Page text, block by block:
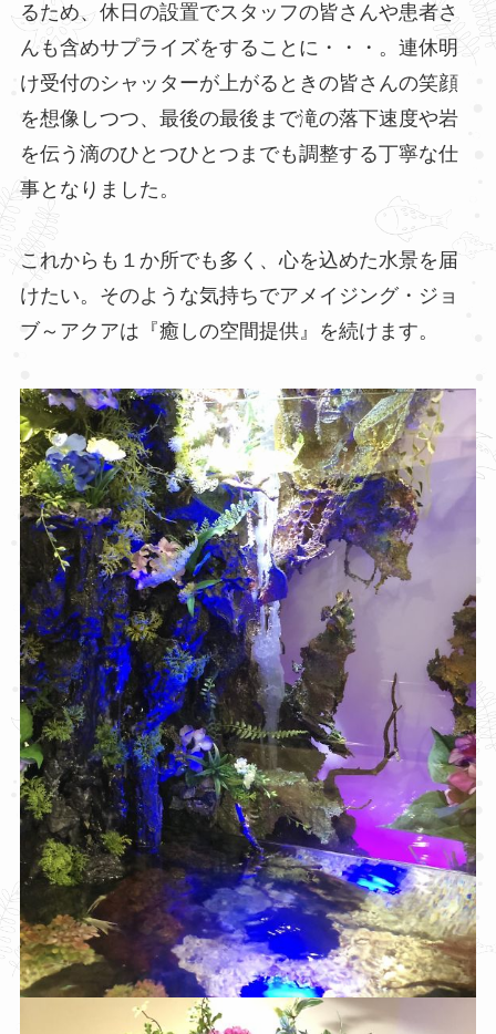
るため、休日の設置でスタッフの皆さんや患者さ
んも含めサプライズをすることに・・・。連休明
け受付のシャッターが上がるときの皆さんの笑顔
を想像しつつ、最後の最後まで滝の落下速度や岩
を伝う滴のひとつひとつまでも調整する丁寧な仕
事となりました。
これからも１か所でも多く、心を込めた水景を届
けたい。そのような気持ちでアメイジング・ジョ
ブ～アクアは『癒しの空間提供』を続けます。